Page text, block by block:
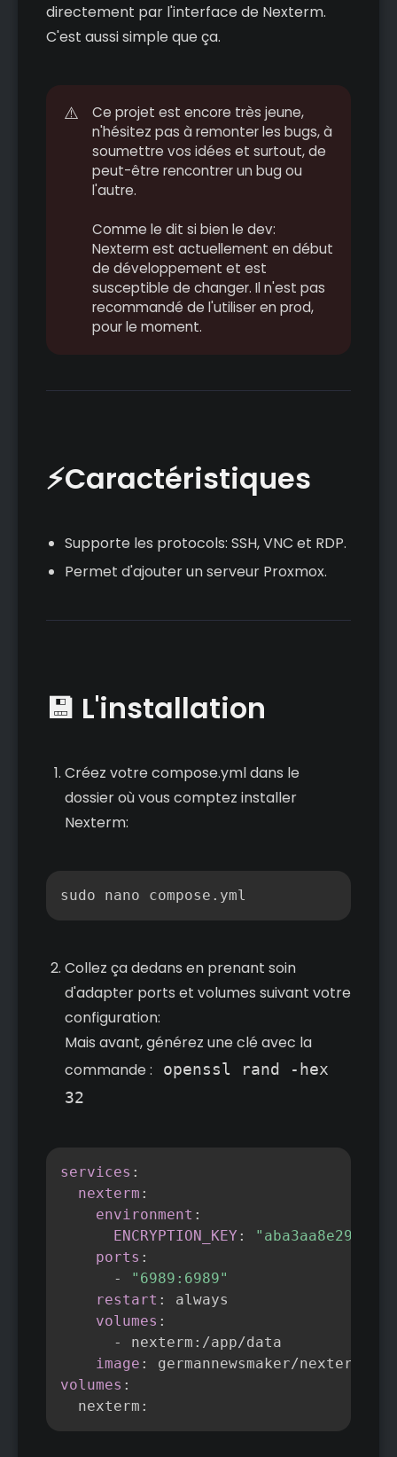
directement par l'interface de Nexterm.
C'est aussi simple que ça.
⚠️
Ce projet est encore très jeune,
n'hésitez pas à remonter les bugs, à
soumettre vos idées et surtout, de
peut-être rencontrer un bug ou
l'autre.
Comme le dit si bien le dev:
Nexterm est actuellement en début
de développement et est
susceptible de changer. Il n'est pas
recommandé de l'utiliser en prod,
pour le moment.
⚡Caractéristiques
Supporte les protocols: SSH, VNC et RDP.
Permet d'ajouter un serveur Proxmox.
💾 L'installation
Créez votre compose.yml dans le
dossier où vous comptez installer
Nexterm:
sudo nano compose.yml
Collez ça dedans en prenant soin
d'adapter ports et volumes suivant votre
configuration:
Mais avant, générez une clé avec la
commande :
openssl rand -hex
32
services :
nexterm :
environment :
ENCRYPTION_KEY :
ports :
-
"6989:6989"
restart :
always
volumes :
-
nexterm : /app/data
image : germannewsmaker/nexterm
volumes :
  nexterm
: